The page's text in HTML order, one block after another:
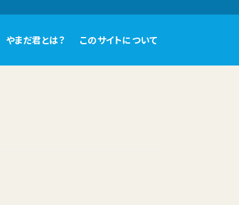
やまだ君とは？ このサイトについて